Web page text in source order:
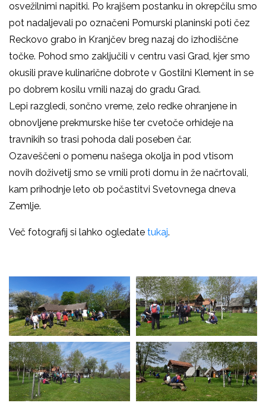
osvežilnimi napitki. Po krajšem postanku in okrepčilu smo
pot nadaljevali po označeni Pomurski planinski poti čez
Reckovo grabo in Kranjčev breg nazaj do izhodiščne
točke. Pohod smo zaključili v centru vasi Grad, kjer smo
okusili prave kulinarične dobrote v Gostilni Klement in se
po dobrem kosilu vrnili nazaj do gradu Grad.
Lepi razgledi, sončno vreme, zelo redke ohranjene in
obnovljene prekmurske hiše ter cvetoče orhideje na
travnikih so trasi pohoda dali poseben čar.
Ozaveščeni o pomenu našega okolja in pod vtisom
novih doživetij smo se vrnili proti domu in že načrtovali,
kam prihodnje leto ob počastitvi Svetovnega dneva
Zemlje.
Več fotografij si lahko ogledate tukaj.